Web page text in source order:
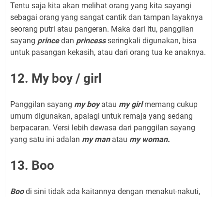
Tentu saja kita akan melihat orang yang kita sayangi
sebagai orang yang sangat cantik dan tampan layaknya
seorang putri atau pangeran. Maka dari itu, panggilan
sayang princedan princessseringkali digunakan, bisa
untuk pasangan kekasih, atau dari orang tua ke anaknya.
12. My boy / girl
Panggilan sayang my boyatau my girlmemang cukup
umum digunakan, apalagi untuk remaja yang sedang
berpacaran. Versi lebih dewasa dari panggilan sayang
yang satu ini adalan my manatau my woman.
13. Boo
Boodi sini tidak ada kaitannya dengan menakut-nakuti,